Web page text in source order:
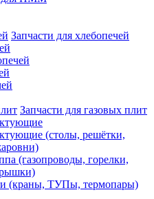
Запчасти для хлебопечей
Запчасти для газовых плит
(столы, решётки,
(газопроводы, горелки,
(краны, ТУПы, термопары)